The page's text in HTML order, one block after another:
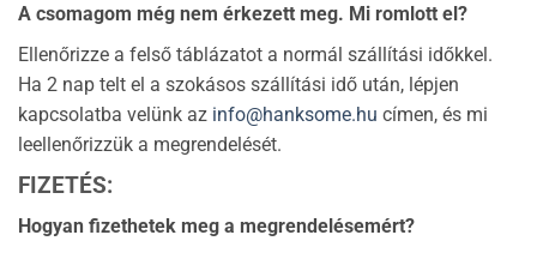
A csomagom még nem érkezett meg. Mi romlott el?
Ellenőrizze a felső táblázatot a normál szállítási időkkel.
Ha 2 nap telt el a szokásos szállítási idő után, lépjen
kapcsolatba velünk az info@hanksome.hu címen, és mi
leellenőrizzük a megrendelését.
FIZETÉS:
Hogyan fizethetek meg a megrendelésemért?